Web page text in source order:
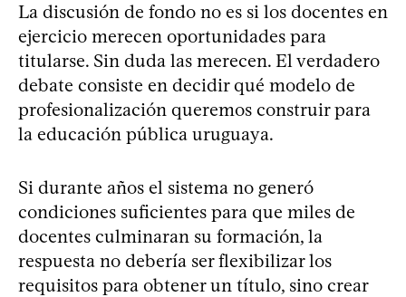
La discusión de fondo no es si los docentes en
ejercicio merecen oportunidades para
titularse. Sin duda las merecen. El verdadero
debate consiste en decidir qué modelo de
profesionalización queremos construir para
la educación pública uruguaya.
Si durante años el sistema no generó
condiciones suficientes para que miles de
docentes culminaran su formación, la
respuesta no debería ser flexibilizar los
requisitos para obtener un título, sino crear